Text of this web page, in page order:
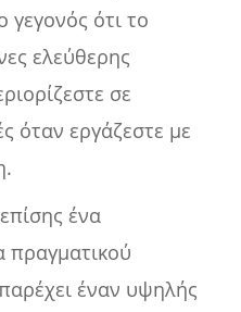
γεγονός ότι το
ελεύθερης
σε
όταν εργάζεστε με
ένα
πραγματικού
έναν υψηλής